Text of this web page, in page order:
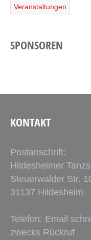
Veranstaltungen
SPONSOREN
KONTAKT
Postanschrift:
Hildesheimer
Steuerwalder Str.
31137 Hildesheim
Telefon: Email
zwecks Rückruf